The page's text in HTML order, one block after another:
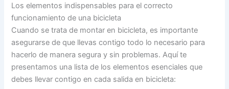
Los elementos indispensables para el correcto
funcionamiento de una bicicleta
Cuando se trata de montar en bicicleta, es importante
asegurarse de que llevas contigo todo lo necesario para
hacerlo de manera segura y sin problemas. Aquí te
presentamos una lista de los elementos esenciales que
debes llevar contigo en cada salida en bicicleta: